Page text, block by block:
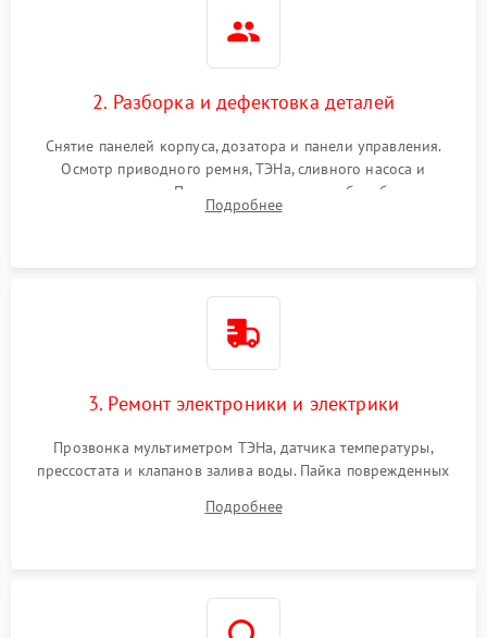
2. Разборка и дефектовка деталей
Снятие панелей корпуса, дозатора и панели управления.
Осмотр приводного ремня, ТЭНа, сливного насоса и
амортизаторов. Проверка подшипников барабана и
крестовины на износ, а манжеты люка на разрывы.
Подробнее
3. Ремонт электроники и электрики
Прозвонка мультиметром ТЭНа, датчика температуры,
прессостата и клапанов залива воды. Пайка поврежденных
Восстановление целостности проводки и контактов.
Подробнее